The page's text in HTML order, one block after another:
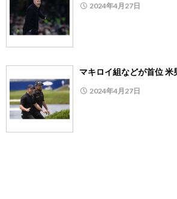
2024年4月27日
マキロイ組などが首位 米
2024年4月27日